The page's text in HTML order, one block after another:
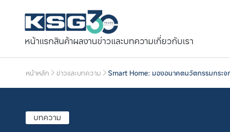
หน้าแรกสินค้าผลงานข่าวและบทความเกี่ยวกับเรา
หน้าหลัก ข่าวและบทความ Smart Home: มองอนาคตนวัตกรรมกระจ
บทความ